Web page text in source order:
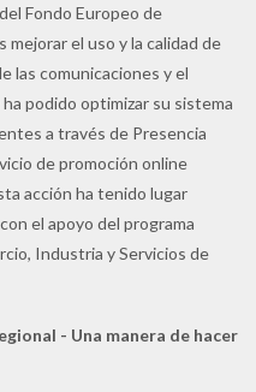
Fondo Europeo de
el uso y la calidad de
las comunicaciones y el
ha podido optimizar su sistema
a través de Presencia
de promoción online
acción ha tenido lugar
el apoyo del programa
Industria y Servicios de
- Una manera de hacer